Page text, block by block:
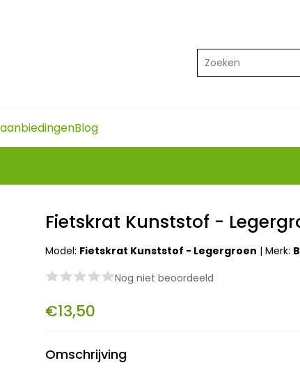
Zoeken
Blog
Fietskrat Kunststof -
Model: Fietskrat Kunststof - Legergroen |Merk:
Nog niet beoordeeld
€13,50
Omschrijving